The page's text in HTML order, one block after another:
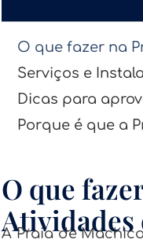
O que fazer na
Serviços e
Dicas para
Porque é que a
O que
Atividades
A Praia de